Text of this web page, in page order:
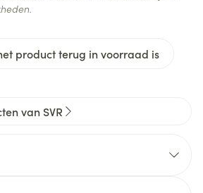
product terug in voorraad is
van SVR